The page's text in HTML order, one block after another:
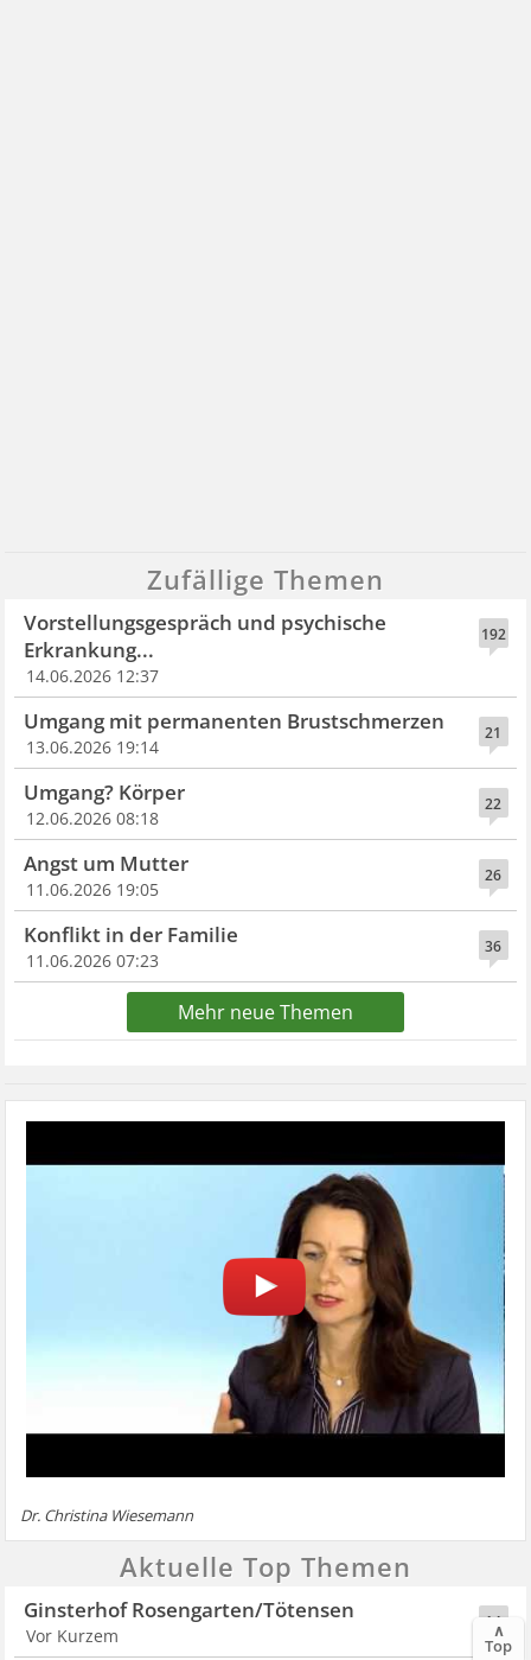
Zufällige Themen
192
Vorstellungsgespräch und psychische
Erkrankung...
14.06.2026 12:37
21
Umgang mit permanenten Brustschmerzen
13.06.2026 19:14
22
Umgang? Körper
12.06.2026 08:18
26
Angst um Mutter
11.06.2026 19:05
36
Konflikt in der Familie
11.06.2026 07:23
Mehr neue Themen
Dr. Christina Wiesemann
Aktuelle Top Themen
14
Ginsterhof Rosengarten/Tötensen
Vor Kurzem ∧
Top